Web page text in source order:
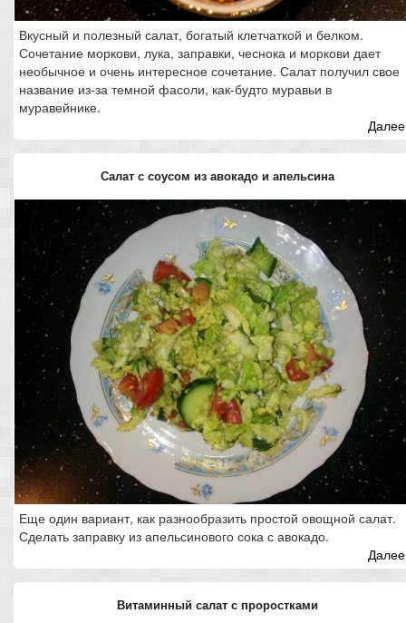
Вкусный и полезный салат, богатый клетчаткой и белком.
Сочетание моркови, лука, заправки, чеснока и моркови дает
необычное и очень интересное сочетание. Салат получил свое
название из-за темной фасоли, как-будто муравьи в
муравейнике.
Салат с соусом из авокадо и апельсина
Еще один вариант, как разнообразить простой овощной салат.
Сделать заправку из апельсинового сока с авокадо.
Витаминный салат с проростками